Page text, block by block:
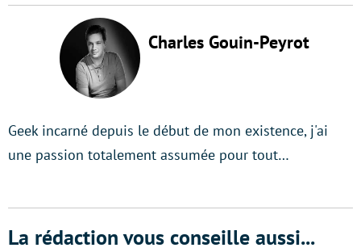
Charles Gouin-Peyrot
Geek incarné depuis le début de mon existence, j'ai
une passion totalement assumée pour tout…
La rédaction vous conseille aussi...